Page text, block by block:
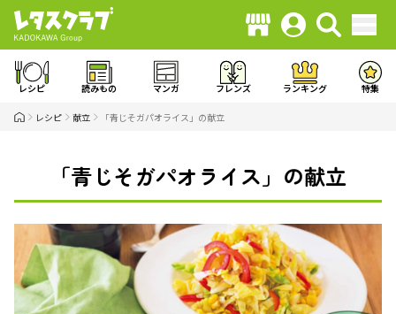
レシピ 読みもの マンガ フレンズ ランキング 特集
レシピ 献立 「青じそガパオライス」の献立
「青じそガパオライス」の献立